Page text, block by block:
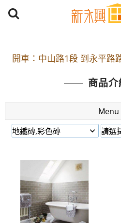
開車：中山路1段 到永平路
捷運： 中和線【頂溪站 2
原Line已滿 無法加
LINE
開車：中山路1段 到永平路
捷運： 中和線【頂溪站 2
原Line已滿 無法加Line
商品介
Menu